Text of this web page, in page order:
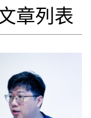
章列表